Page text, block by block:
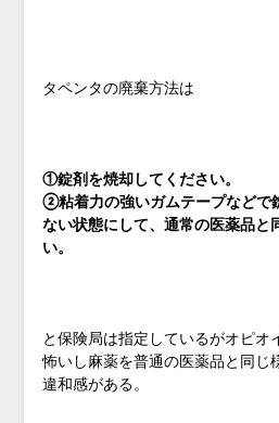
タペンタの廃棄方法は
①錠剤を焼却してください。
②粘着力の強いガムテープなどで
ない状態にして、通常の医薬品と
い。
と保険局は指定しているがオピオ
怖いし麻薬を普通の医薬品と同じ
違和感がある。